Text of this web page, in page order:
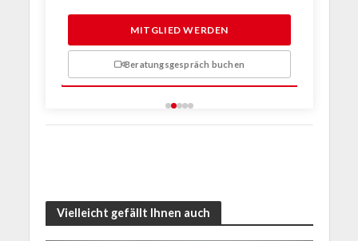
MITGLIED WERDEN
Beratungsgespräch buchen
Vielleicht gefällt Ihnen auch